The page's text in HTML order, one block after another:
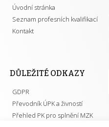
Úvodní stránka
Seznam profesních kvalifikací
Kontakt
DŮLEŽITÉ ODKAZY
GDPR
Převodník ÚPK a živností
Přehled PK pro splnění MZK